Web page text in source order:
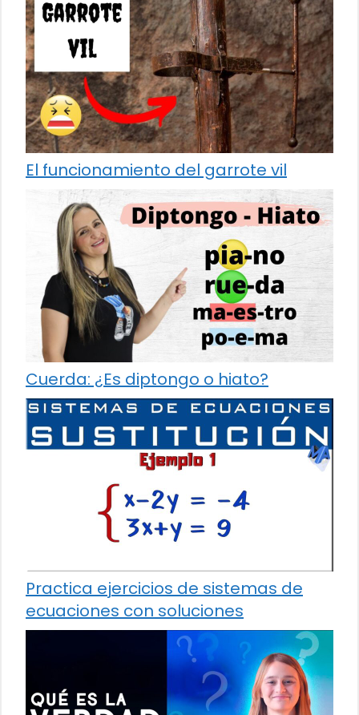
El funcionamiento del garrote vil
Cuerda: ¿Es diptongo o hiato?
Practica ejercicios de sistemas de
ecuaciones con soluciones